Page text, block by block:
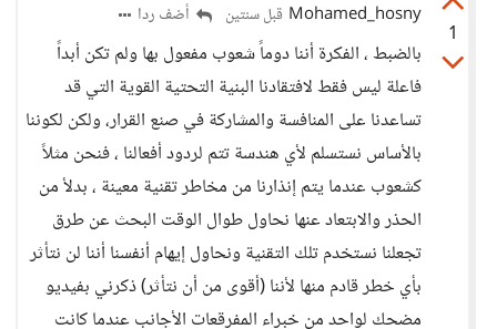
1
Mohamed_hosny قبل سنتين أضف ردا
بالضبط ، الفكرة أننا دوماً شعوب مفعول بها ولم تكن أبداً
فاعلة ليس فقط لافتقادنا البنية التحتية القوية التي قد
تساعدنا على المنافسة والمشاركة في صنع القرار، ولكن لكوننا
بالأساس نستسلم لأي هندسة تتم لردود أفعالنا ، فنحن مثلاً
كشعوب عندما يتم إنذارنا من مخاطر تقنية معينة ، بدلأ من
الحذر والابتعاد عنها نحاول طوال الوقت البحث عن طرق
تجعلنا نستخدم تلك التقنية ونحاول إيهام أنفسنا أننا لن نتأثر
بأي خطر قادم منها لأننا (أقوى من أن نتأثر) ذكرني بفيديو
مضحك لواحد من خبراء المفرقعات الأجانب عندما كانت